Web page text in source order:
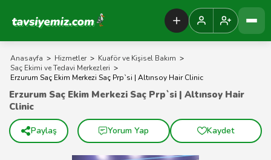
Tavsiyemiz Anasayfa
Anasayfa > Hizmetler > Kuaför ve Kişisel Bakım >
Saç Ekimi ve Tedavi Merkezleri >
Erzurum Saç Ekim Merkezi Saç Prp`si | Altınsoy Hair Clinic
Erzurum Saç Ekim Merkezi Saç Prp`si | Altınsoy Hair
Clinic
Paylaş Yorum Yap Kaydet